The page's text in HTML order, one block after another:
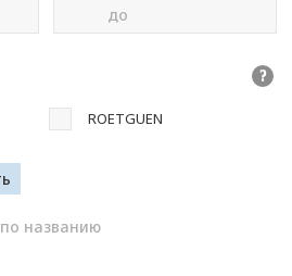
до
?
ROETGUEN
по названию